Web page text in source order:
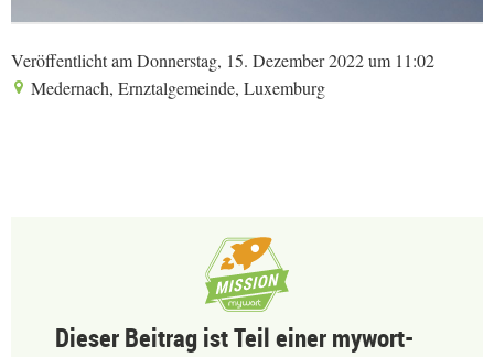
Veröffentlicht am Donnerstag, 15. Dezember 2022 um 11:02
Medernach, Ernztalgemeinde, Luxemburg
Dieser Beitrag ist Teil einer mywort-